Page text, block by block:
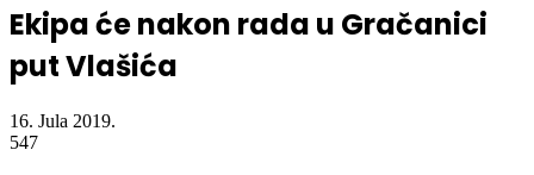
Ekipa će nakon rada u Gračanici
put Vlašića
16. Jula 2019.
547